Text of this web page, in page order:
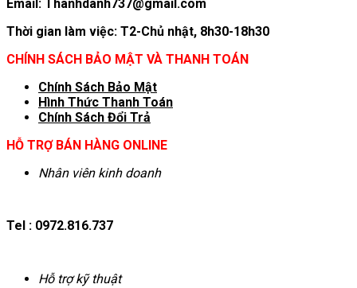
Email: Thanhdanh737@gmail.com
Thời gian làm việc: T2-Chủ nhật, 8h30-18h30
CHÍNH SÁCH BẢO MẬT VÀ THANH TOÁN
Chính Sách Bảo Mật
Hình Thức Thanh Toán
Chính Sách Đổi Trả
HỖ TRỢ BÁN HÀNG ONLINE
Nhân viên kinh doanh
Tel : 0972.816.737
Hỗ trợ kỹ thuật